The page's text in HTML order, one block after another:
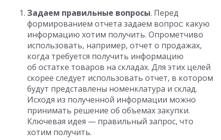
Задаем правильные вопросы. Перед
формированием отчета задаем вопрос: какую
информацию хотим получить. Опрометчиво
использовать, например, отчет о продажах,
когда требуется получить информацию
об остатке товаров на складах. Для этих целей
скорее следует использовать отчет, в котором
будут представлены номенклатура и склад.
Исходя из полученной информации можно
принимать решение об объемах закупки.
Ключевая идея — правильный запрос, что
хотим получить.